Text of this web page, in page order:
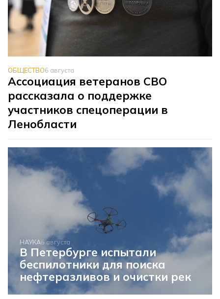
ОБЩЕСТВО6 августа
Ассоциация ветеранов СВО
рассказала о поддержке
участников спецоперации в
Ленобласти
НАУКА6 августа
В Петербурге испытали
беспилотники для поиска
нефтеразливов и очистки рек